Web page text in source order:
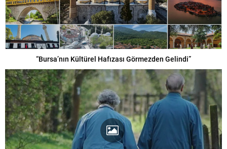
“Bursa’nın Kültürel Hafızası Görmezden Gelindi”